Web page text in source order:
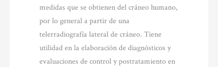
medidas que se obtienen del cráneo humano,
por lo general a partir de una
telerradiografía lateral de cráneo. Tiene
utilidad en la elaboración de diagnósticos y
evaluaciones de control y postratamiento en